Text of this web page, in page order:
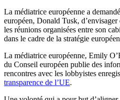
La médiatrice européenne a
européen, Donald Tusk,
les réunions organisées entre son
dans le cadre de la stratégie
La médiatrice européenne, Emily
du Conseil européen publie des
rencontres avec les lobbyistes
transparence de l’UE.